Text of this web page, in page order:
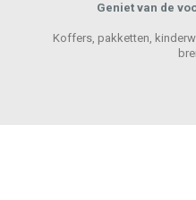
Geniet van de
Koffers, pakketten,